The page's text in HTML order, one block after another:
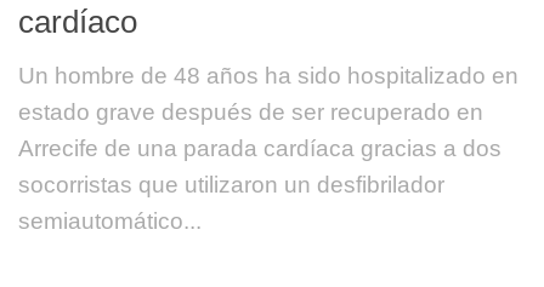
cardíaco
Un hombre de 48 años ha sido hospitalizado en
estado grave después de ser recuperado en
Arrecife de una parada cardíaca gracias a dos
socorristas que utilizaron un desfibrilador
semiautomático...